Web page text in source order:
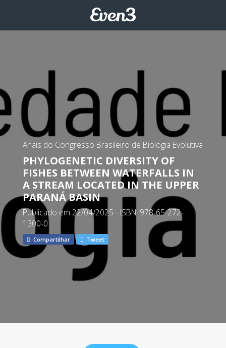
Anais do Congresso Brasileiro de Biologia Evolutiva
PHYLOGENETIC DIVERSITY OF
FISHES BETWEEN WATERFALLS IN
A STREAM LOCATED IN THE UPPER
PARANÁ BASIN
Publicado em 22/04/2025 - ISBN: 978-65-272-
1300-0
Compartilhar Tweet